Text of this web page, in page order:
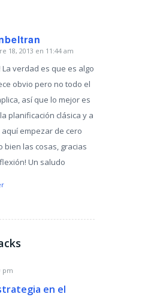
18, 2013 en 11:44 am
La verdad es que es algo
obvio pero no todo el
así que lo mejor es
planificación clásica y a
empezar de cero
bien las cosas, gracias
Un saludo
pm
en el